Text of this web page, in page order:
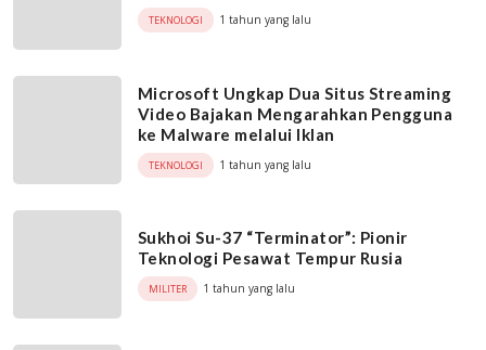
TEKNOLOGI 1 tahun yang lalu
Microsoft Ungkap Dua Situs Streaming
Video Bajakan Mengarahkan Pengguna
ke Malware melalui Iklan
TEKNOLOGI 1 tahun yang lalu
Sukhoi Su-37 “Terminator”: Pionir
Teknologi Pesawat Tempur Rusia
MILITER 1 tahun yang lalu